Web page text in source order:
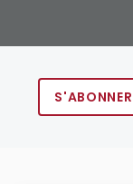
S'ABONNER